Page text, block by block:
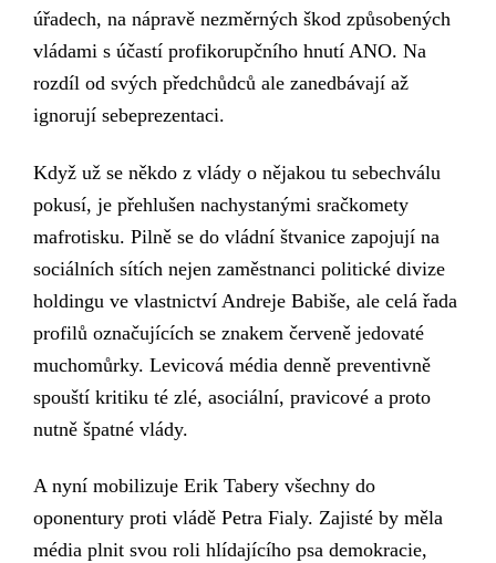
úřadech, na nápravě nezměrných škod způsobených
vládami s účastí profikorupčního hnutí ANO. Na
rozdíl od svých předchůdců ale zanedbávají až
ignorují sebeprezentaci.
Když už se někdo z vlády o nějakou tu sebechválu
pokusí, je přehlušen nachystanými sračkomety
mafrotisku. Pilně se do vládní štvanice zapojují na
sociálních sítích nejen zaměstnanci politické divize
holdingu ve vlastnictví Andreje Babiše, ale celá řada
profilů označujících se znakem červeně jedovaté
muchomůrky. Levicová média denně preventivně
spouští kritiku té zlé, asociální, pravicové a proto
nutně špatné vlády.
A nyní mobilizuje Erik Tabery všechny do
oponentury proti vládě Petra Fialy. Zajisté by měla
média plnit svou roli hlídajícího psa demokracie,